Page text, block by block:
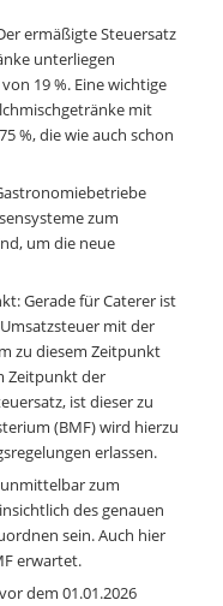
ermäßigte Steuersatz
unterliegen
19 %. Eine wichtige
mit
%, die wie auch schon
zum
um die neue
Gerade für Caterer ist
mit der
zu diesem Zeitpunkt
Zeitpunkt der
ist dieser zu
(BMF) wird hierzu
erlassen.
zum
des genauen
sein. Auch hier
erwartet.
dem 01.01.2026